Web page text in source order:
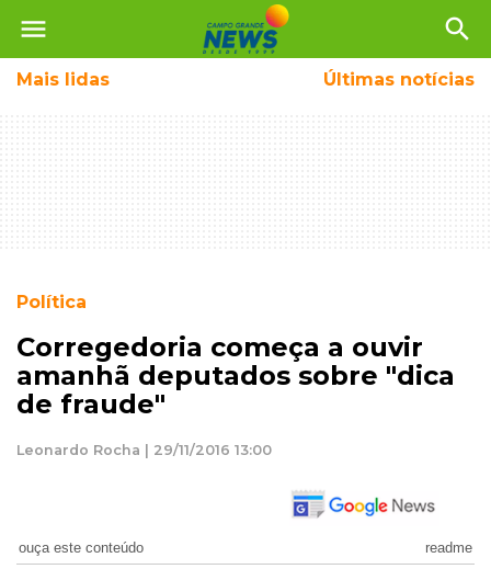
menu search
Mais lidas Últimas notícias
Política
Corregedoria começa a ouvir
amanhã deputados sobre "dica
de fraude"
Leonardo Rocha | 29/11/2016 13:00
ouça este conteúdo readme